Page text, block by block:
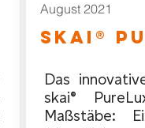
August 2021
SKAI®
Das
skai®
Maßstäbe: